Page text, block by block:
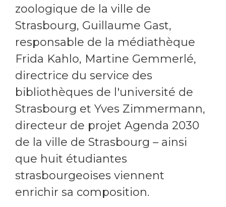
zoologique de la ville de
Strasbourg, Guillaume Gast,
responsable de la médiathèque
Frida Kahlo, Martine Gemmerlé,
directrice du service des
bibliothèques de l'université de
Strasbourg et Yves Zimmermann,
directeur de projet Agenda 2030
de la ville de Strasbourg – ainsi
que huit étudiantes
strasbourgeoises viennent
enrichir sa composition.